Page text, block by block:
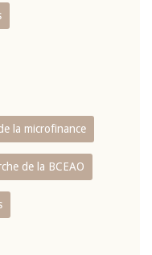
la microfinance
de la BCEAO